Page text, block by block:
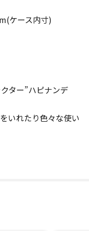
ケース内寸)
ター”ハピナンデ
いれたり色々な使い